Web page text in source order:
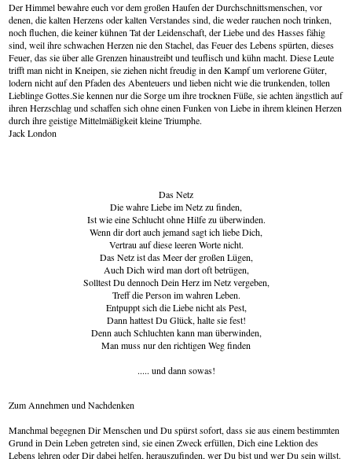
Der Himmel bewahre euch vor dem großen Haufen der Durchschnittsmenschen, vor
denen, die kalten Herzens oder kalten Verstandes sind, die weder rauchen noch trinken,
noch fluchen, die keiner kühnen Tat der Leidenschaft, der Liebe und des Hasses fähig
sind, weil ihre schwachen Herzen nie den Stachel, das Feuer des Lebens spürten, dieses
Feuer, das sie über alle Grenzen hinaustreibt und teuflisch und kühn macht. Diese Leute
trifft man nicht in Kneipen, sie ziehen nicht freudig in den Kampf um verlorene Güter,
lodern nicht auf den Pfaden des Abenteuers und lieben nicht wie die trunkenden, tollen
Lieblinge Gottes.Sie kennen nur die Sorge um ihre trocknen Füße, sie achten ängstlich auf
ihren Herzschlag und schaffen sich ohne einen Funken von Liebe in ihrem kleinen Herzen
durch ihre geistige Mittelmäßigkeit kleine Triumphe.
Jack London
Das Netz
Die wahre Liebe im Netz zu finden,
Ist wie eine Schlucht ohne Hilfe zu überwinden.
Wenn dir dort auch jemand sagt ich liebe Dich,
Vertrau auf diese leeren Worte nicht.
Das Netz ist das Meer der großen Lügen,
Auch Dich wird man dort oft betrügen,
Solltest Du dennoch Dein Herz im Netz vergeben,
Treff die Person im wahren Leben.
Entpuppt sich die Liebe nicht als Pest,
Dann hattest Du Glück, halte sie fest!
Denn auch Schluchten kann man überwinden,
Man muss nur den richtigen Weg finden
..... und dann sowas!
Zum Annehmen und Nachdenken
Manchmal begegnen Dir Menschen und Du spürst sofort, dass sie aus einem bestimmten
Grund in Dein Leben getreten sind, sie einen Zweck erfüllen, Dich eine Lektion des
Lebens lehren oder Dir dabei helfen, herauszufinden, wer Du bist und wer Du sein willst.